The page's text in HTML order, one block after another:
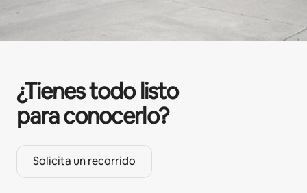
¿Tienes todo listo
para conocerlo?
Solicita un recorrido